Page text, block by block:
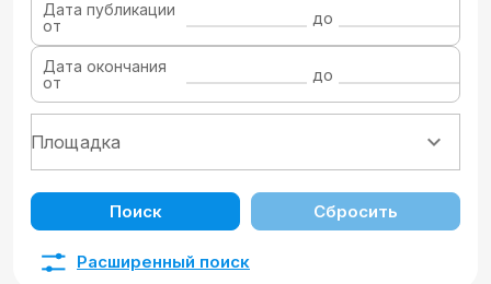
Дата публикации
от
до
Дата окончания
от
до
Поиск Сбросить
Расширенный поиск